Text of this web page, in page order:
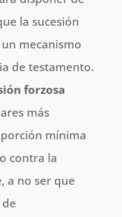
la sucesión
mecanismo
de testamento.
forzosa
más
mínima
contra la
a no ser que